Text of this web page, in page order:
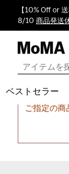
【10% Off or 送
8/10 商品発送
ベストセラー
ご指定の商